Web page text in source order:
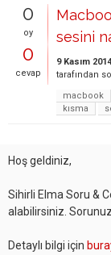
0
oy
0
cevap
sesini
9 Kasım 2014
tarafından
macbook
kısma
Hoş geldiniz,
Sihirli Elma Soru &
alabilirsiniz.
Detaylı bilgi için